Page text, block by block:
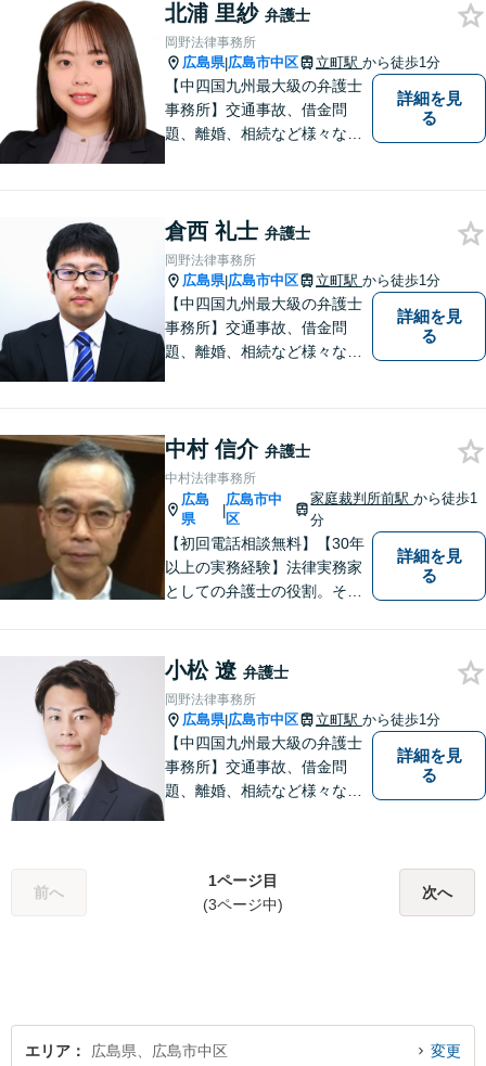
最大限に活用し、全力でサポ
ートさせていただきます。
北浦 里紗 弁護士
岡野法律事務所
広島県|広島市中区 立町駅 から徒歩1分
【中四国九州最大級の弁護士
事務所】交通事故、借金問
題、離婚、相続など様々な問
い！
詳細を見
る
倉西 礼士 弁護士
岡野法律事務所
広島県|広島市中区 立町駅 から徒歩1分
【中四国九州最大級の弁護士
事務所】交通事故、借金問
題、離婚、相続など様々な問
い！
詳細を見
る
中村 信介 弁護士
中村法律事務所
広島
県
|
広島市中
区
家庭裁判所前駅から徒歩1
分
【初回電話相談無料】【30年
以上の実務経験】法律実務家
としての弁護士の役割。それ
トラブルをかかえた組織また
は人と一定の距離を保ちなが
ら、できるだけ納得のいく解
決を導き出さなければならな
い。
詳細を見
る
小松 遼 弁護士
岡野法律事務所
広島県|広島市中区 立町駅 から徒歩1分
【中四国九州最大級の弁護士
事務所】交通事故、借金問
題、離婚、相続など様々な問
詳細を見
る
前へ
1ページ目
(3ページ中)
次へ
エリア 広島県、広島市中区 変更